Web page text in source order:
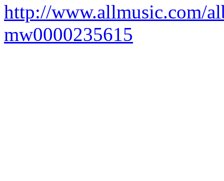
http://www.allmusic.com/
mw0000235615